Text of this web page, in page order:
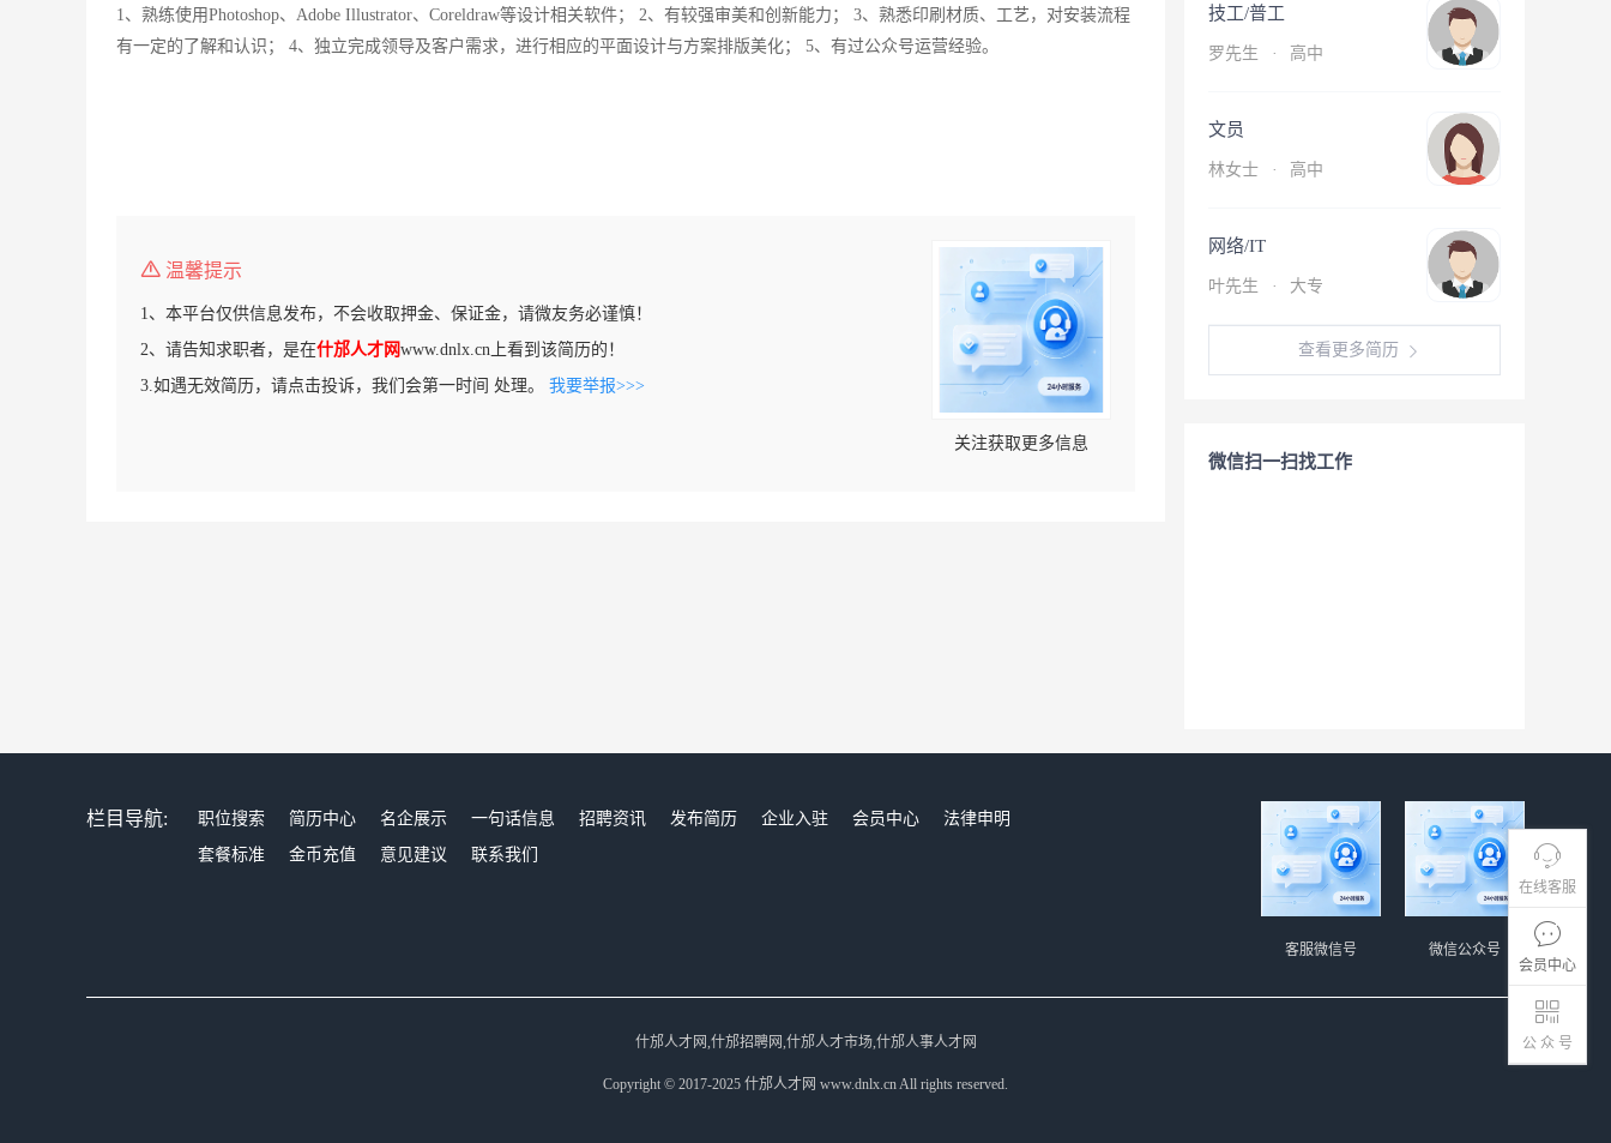
在线客服
会员中心
公 众 号
1、熟练使用Photoshop、Adobe Illustrator、Coreldraw等设计相关软件； 2、有较强审美和创新能力； 3、熟悉印刷材质、工艺，对安装流程
有一定的了解和认识； 4、独立完成领导及客户需求，进行相应的平面设计与方案排版美化； 5、有过公众号运营经验。
温馨提示
1、本平台仅供信息发布，不会收取押金、保证金，请微友务必谨慎！
2、请告知求职者，是在什邡人才网www.dnlx.cn上看到该简历的！
3.如遇无效简历，请点击投诉，我们会第一时间 处理。 我要举报>>>
关注获取更多信息
技工/普工
罗先生 · 高中
文员
林女士 · 高中
网络/IT
叶先生 · 大专
查看更多简历
微信扫一扫找工作
栏目导航: 职位搜索 简历中心 名企展示 一句话信息 招聘资讯 发布简历 企业入驻 会员中心
法律申明
套餐标准
金币充值 意见建议 联系我们
微信公众号
客服微信号
什邡人才网,什邡招聘网,什邡人才市场,什邡人事人才网
Copyright © 2017-2025 什邡人才网 www.dnlx.cn All rights reserved.